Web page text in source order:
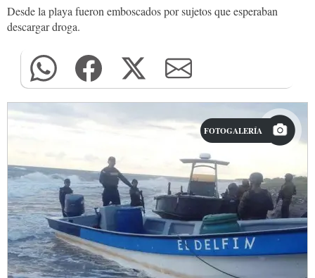
Desde la playa fueron emboscados por sujetos que esperaban
descargar droga.
FOTOGALERÍA